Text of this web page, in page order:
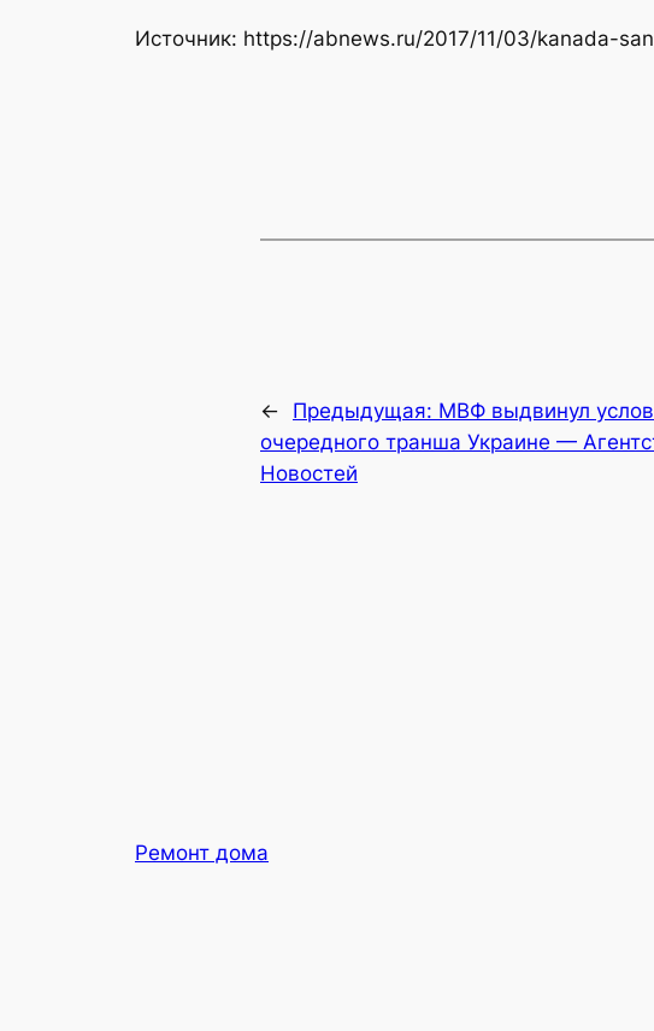
Источник: https://abnews.ru/2017/11/03/kanada-
← Предыдущая: МВФ выдвинул
очередного транша Украине —
Новостей
Ремонт дома